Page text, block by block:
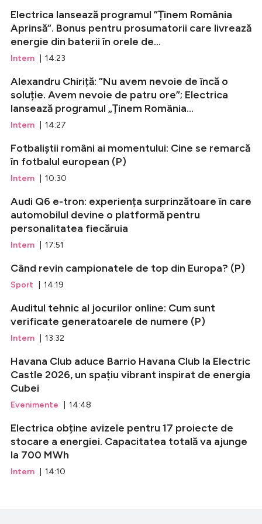
Electrica lansează programul ”Ținem România
Aprinsă”. Bonus pentru prosumatorii care livrează
energie din baterii în orele de...
Intern | 14:23
Alexandru Chiriță: ”Nu avem nevoie de încă o
soluție. Avem nevoie de patru ore”; Electrica
lansează programul „Ținem România...
Intern | 14:27
Fotbaliștii români ai momentului: Cine se remarcă
în fotbalul european (P)
Intern | 10:30
Audi Q6 e-tron: experiența surprinzătoare în care
automobilul devine o platformă pentru
personalitatea fiecăruia
Intern | 17:51
Când revin campionatele de top din Europa? (P)
Sport | 14:19
Auditul tehnic al jocurilor online: Cum sunt
verificate generatoarele de numere (P)
Intern | 13:32
Havana Club aduce Barrio Havana Club la Electric
Castle 2026, un spațiu vibrant inspirat de energia
Cubei
Evenimente | 14:48
Electrica obține avizele pentru 17 proiecte de
stocare a energiei. Capacitatea totală va ajunge
la 700 MWh
Intern | 14:10